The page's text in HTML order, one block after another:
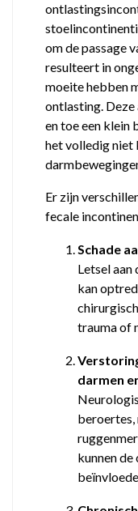
om de passage
resulteert in
moeite hebben
ontlasting. Deze
en toe een klein
het volledig niet
Er zijn
fecale
Schade
Letsel aan
kan
trauma of
darmen
beroertes,
kunnen